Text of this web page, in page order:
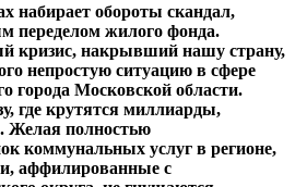
набирает обороты скандал,
переделом жилого фонда.
кризис, накрывший нашу страну,
непростую ситуацию в сфере
города Московской области.
где крутятся миллиарды,
Желая полностью
коммунальных услуг в регионе,
аффилированные с